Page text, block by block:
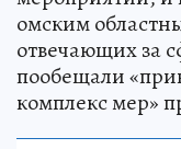
омским
отвечающих за
пообещали
комплекс мер»